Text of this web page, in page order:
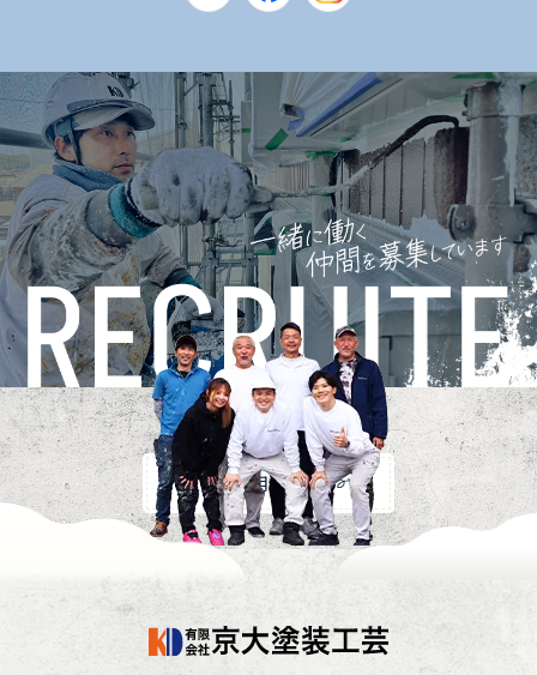
採用情報